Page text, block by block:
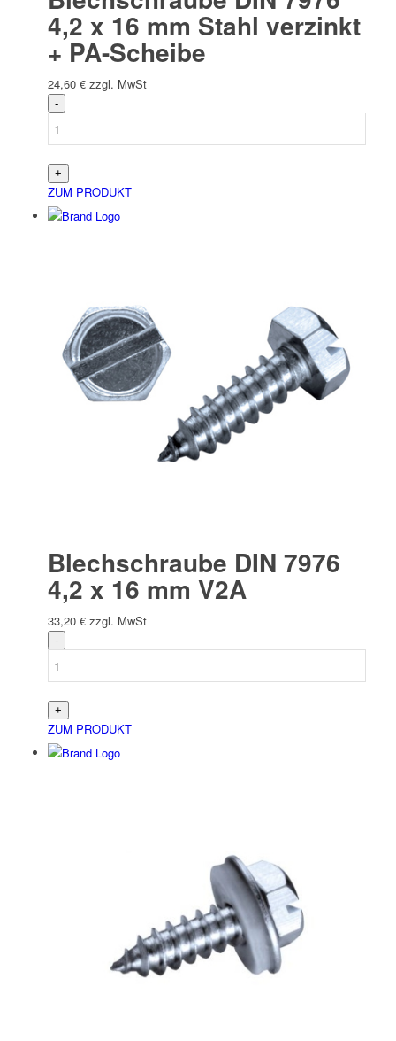
4,2 x 16 mm Stahl verzinkt
+ PA-Scheibe
24,60 € zzgl. MwSt
ZUM PRODUKT
Blechschraube DIN 7976
4,2 x 16 mm V2A
33,20 € zzgl. MwSt
ZUM PRODUKT